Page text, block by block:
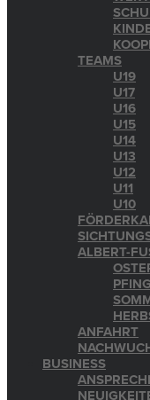
TEAMS
U19
U17
U16
U15
U14
U13
U12
U11
U10
ALBERT-
ANFAHRT
BUSINESS